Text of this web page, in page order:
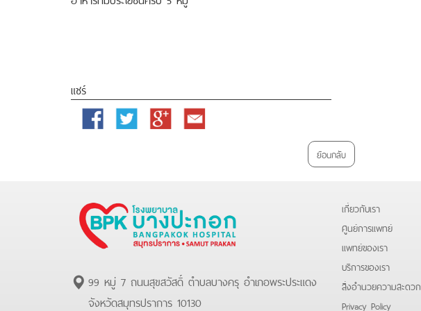
แชร์
Facebook Twitter
Google
Email
ย้อนกลับ
99 หมู่ 7 ถนนสุขสวัสดิ์ ตำบลบางครุ อำเภอพระประแดง
จังหวัดสมุทรปราการ 10130
เกี่ยวกับเรา
ศูนย์การแพทย์
แพทย์ของเรา
บริการของเรา
สิ่งอำนวยความสะดวก
Privacy Policy